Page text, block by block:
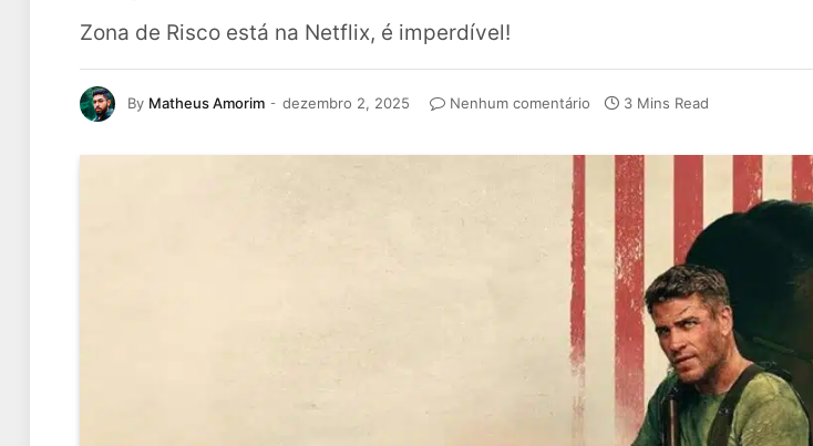
Zona de Risco está na Netflix, é imperdível!
By Matheus Amorim dezembro 2, 2025 Nenhum comentário 3 Mins Read